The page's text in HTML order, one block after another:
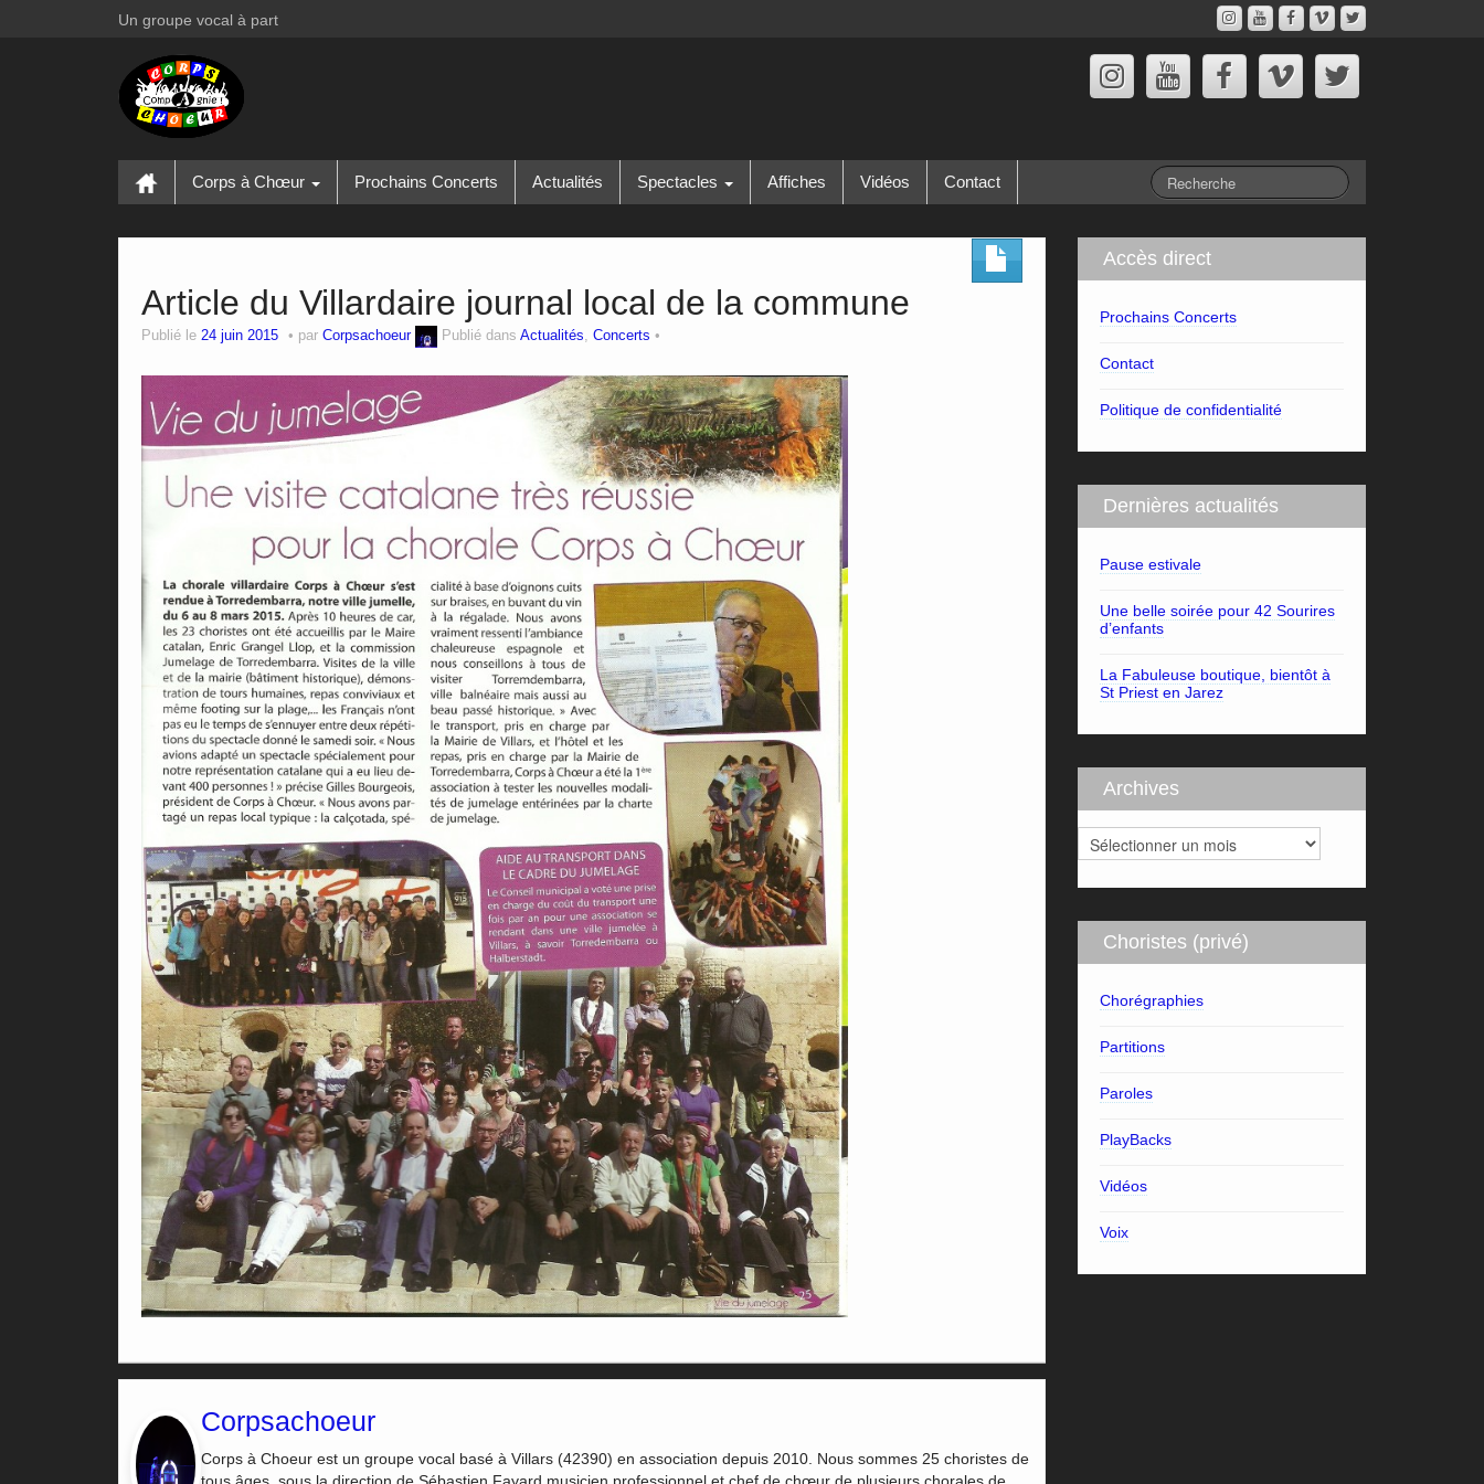
Un groupe vocal à part
Corps à Chœur Prochains Concerts Actualités Spectacles Affiches Vidéos Contact
Article du Villardaire journal local de la commune
Publié le 24 juin 2015 par Corpsachoeur Publié dans Actualités, Concerts
Corpsachoeur
Corps à Choeur est un groupe vocal basé à Villars (42390) en association depuis 2010. Nous sommes 25 choristes de
Accès direct
Prochains Concerts
Contact
Politique de confidentialité
Dernières actualités
Pause estivale
Une belle soirée pour 42 Sourires
d’enfants
La Fabuleuse boutique, bientôt à
St Priest en Jarez
Archives
Archives
Choristes (privé)
Chorégraphies
Partitions
Paroles
PlayBacks
Vidéos
Voix